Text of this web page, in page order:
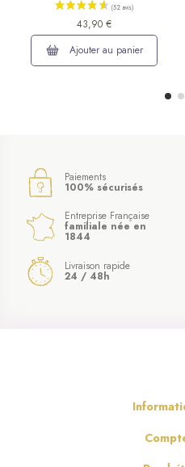
43,90 €
Ajouter au panier
Paiements
100% sécurisés
Entreprise Française
familiale née en
1844
Livraison rapide
24 / 48h